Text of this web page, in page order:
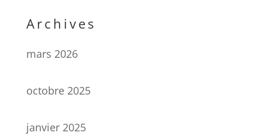
Archives
mars 2026
octobre 2025
janvier 2025